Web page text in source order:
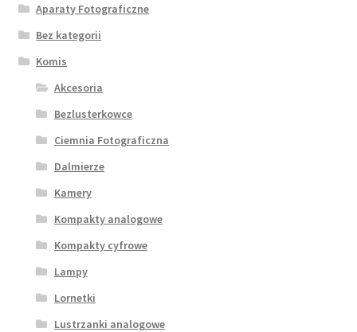
Aparaty Fotograficzne
Bez kategorii
Komis
Akcesoria
Bezlusterkowce
Ciemnia Fotograficzna
Dalmierze
Kamery
Kompakty analogowe
Kompakty cyfrowe
Lampy
Lornetki
Lustrzanki analogowe